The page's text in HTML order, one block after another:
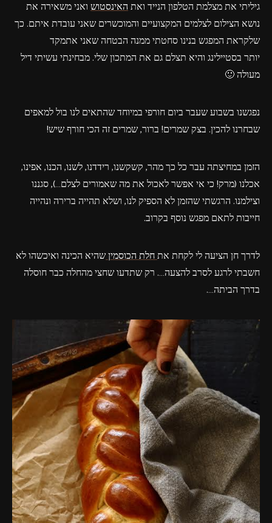
גיליתי את מצלמת הטלפון הנייד ואתהאינסטושואני משאירה את
נושא הצילום לצלמים המקצועיים והמוכשרים שאני עובדת איתם. כך
שלקראת המפגש בנינו סחטתי ממנה הבטחה שאני אתמקד
יותר בסטיילינג והיא תצלם גם את המתכון שלי. מבחינתי עשיתי דיל
מעולה 🙂
נפגשנו בשבוע שעבר ביום חורפי במיוחד שהתאים לנו בול למאפים
שבחרנו להכין. בצק שמרים! ברור, שמרים זה הכי חורף שיש!
הזמן במחיצתה עבר כל כך מהר, קשקשנו, רידדנו, לשנו, הכנו, אפינו,
אכלנו (מרק! כי אי אפשר לאכול את מה שאמורים לצלם…), סגננו
וצילמנו. הרגשתי שהזמן לא הספיק לנו, ושלא תהייה ברירה ונהייה
חייבות לתאם מפגש נוסף בקרוב.
לדרך חן הציעה לי לקחת אתחלת הכוסמיןשהיא הכינה ואיכשהו לא
חשבתי לרגע לסרב להצעה…. רק שתדעו שחצי מהחלה כבר חוסלה
בדרך הביתה….